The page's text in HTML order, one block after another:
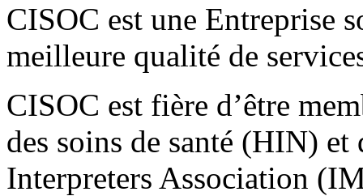
CISOC est une Entreprise
meilleure qualité de
CISOC est fière d’être
des soins de santé (HIN)
Interpreters Association